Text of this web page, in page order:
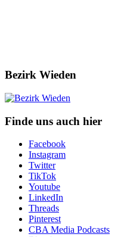
Bezirk Wieden
Finde uns auch hier
Facebook
Instagram
Twitter
TikTok
Youtube
LinkedIn
Threads
Pinterest
CBA Media Podcasts